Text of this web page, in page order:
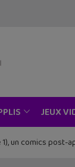
JEUX
un comics
au musée